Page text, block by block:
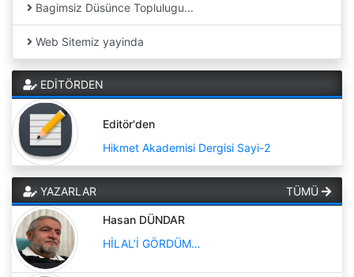
Bagimsiz Düsünce Toplulugu...
Web Sitemiz yayinda
EDİTÖRDEN
Editör'den
Hikmet Akademisi Dergisi Sayi-2
YAZARLAR TÜMÜ
Hasan DÜNDAR
HİLAL’İ GÖRDÜM…